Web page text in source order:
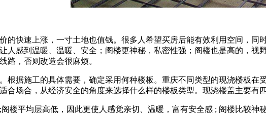
的快速上涨，一寸土地也值钱。很多人希望买房后能有效利用空间，
人感到温暖、温暖、安全；阁楼更神秘，私密性强；阁楼也是高的，
路，否则改造会很麻烦。
根据施工的具体需要，确定采用何种楼板。重庆不同类型的现浇楼板
合场合，从经济安全的角度来选择什么样的楼板类型。现浇楼盖主要有
楼平均层高低，因此更使人感觉亲切、温暖，富有安全感 ; 阁楼比较